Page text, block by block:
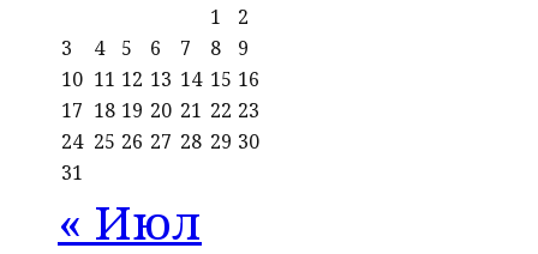
1
2
3
4 5 6 7 8
9
10 11 12 13 14 15 16
17 18 19 20 21 22 23
24 25 26 27 28 29 30
31
« Июл